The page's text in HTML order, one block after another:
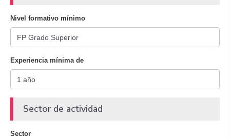
Nivel formativo mínimo
Experiencia mínima de
Sector de actividad
Sector